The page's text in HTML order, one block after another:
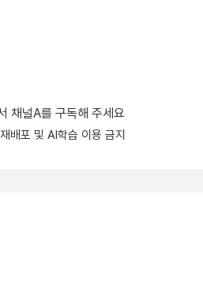
채널A를 구독해 주세요
포 및 AI학습 이용 금지